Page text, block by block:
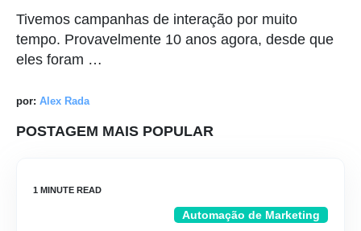
Tivemos campanhas de interação por muito
tempo. Provavelmente 10 anos agora, desde que
eles foram …
por: Alex Rada
POSTAGEM MAIS POPULAR
Automação de Marketing